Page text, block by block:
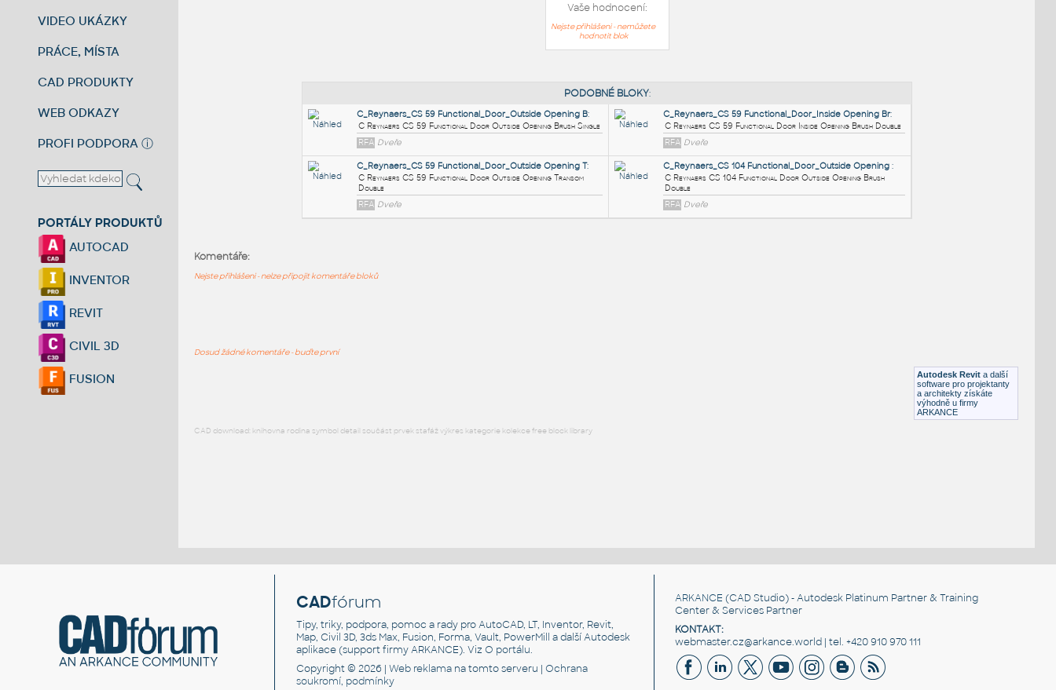
VIDEO UKÁZKY
PRÁCE, MÍSTA
CAD PRODUKTY
WEB ODKAZY
PROFI PODPORA ⓘ
PORTÁLY PRODUKTŮ
AUTOCAD
INVENTOR
REVIT
CIVIL 3D
FUSION
Vaše hodnocení:
Nejste přihlášeni - nemůžete
hodnotit blok
Autodesk Revit a další
software pro projektanty
a architekty získáte
výhodně u firmy
ARKANCE
Komentáře:
Nejste přihlášeni - nelze připojit komentáře bloků
Dosud žádné komentáře - buďte první
CAD download: knihovna rodina symbol detail součást prvek stafáž výkres kategorie kolekce free block library
CADfórum
Tipy, triky, podpora, pomoc a rady pro AutoCAD, LT, Inventor, Revit,
Map, Civil 3D, 3ds Max, Fusion, Forma, Vault, PowerMill a další Autodesk
aplikace (support firmy ARKANCE). VizO portálu.
Copyright © 2026 |Web reklama na tomto serveru |Ochrana
soukromí, podmínky
ARKANCE (CAD Studio) - Autodesk Platinum Partner & Training
Center & Services Partner
KONTAKT:
webmaster.cz@arkance.world | tel. +420 910 970 111